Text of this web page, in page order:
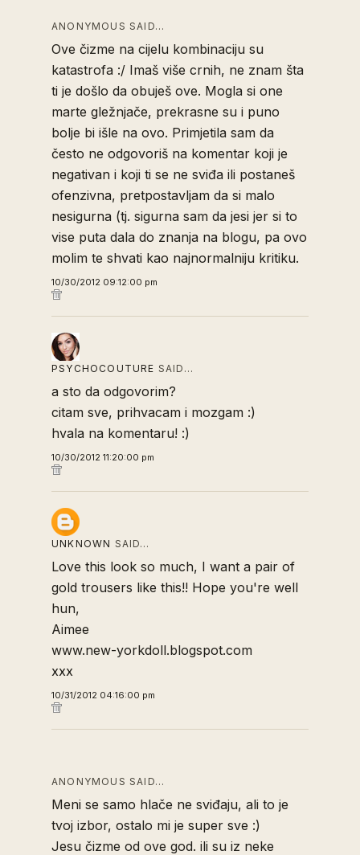
ANONYMOUS SAID…
Ove čizme na cijelu kombinaciju su
katastrofa :/ Imaš više crnih, ne znam šta
ti je došlo da obuješ ove. Mogla si one
marte gležnjače, prekrasne su i puno
bolje bi išle na ovo. Primjetila sam da
često ne odgovoriš na komentar koji je
negativan i koji ti se ne sviđa ili postaneš
ofenzivna, pretpostavljam da si malo
nesigurna (tj. sigurna sam da jesi jer si to
vise puta dala do znanja na blogu, pa ovo
molim te shvati kao najnormalniju kritiku.
10/30/2012 09:12:00 pm
PSYCHOCOUTURE SAID…
a sto da odgovorim?
citam sve, prihvacam i mozgam :)
hvala na komentaru! :)
10/30/2012 11:20:00 pm
UNKNOWN SAID…
Love this look so much, I want a pair of
gold trousers like this!! Hope you're well
hun,
Aimee
www.new-yorkdoll.blogspot.com
xxx
10/31/2012 04:16:00 pm
ANONYMOUS SAID…
Meni se samo hlače ne sviđaju, ali to je
tvoj izbor, ostalo mi je super sve :)
Jesu čizme od ove god. ili su iz neke